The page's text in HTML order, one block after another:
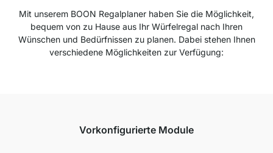
Mit unserem BOON Regalplaner haben Sie die Möglichkeit,
bequem von zu Hause aus Ihr Würfelregal nach Ihren
Wünschen und Bedürfnissen zu planen. Dabei stehen Ihnen
verschiedene Möglichkeiten zur Verfügung:
Vorkonfigurierte Module